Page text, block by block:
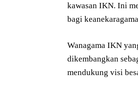
kawasan IKN. Ini
bagi
Wanagama IKN
dikembangkan
mendukung visi